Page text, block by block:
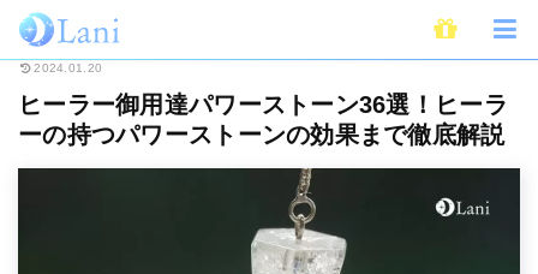
ホーム スピリチュアル ヒーラー御用達パワーストーン
2024.01.20
ヒーラー御用達パワーストーン36選！ヒーラ
ーの持つパワーストーンの効果まで徹底解説